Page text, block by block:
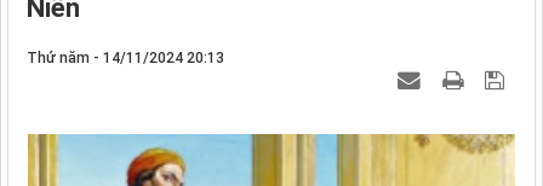
Niên
Thứ năm - 14/11/2024 20:13